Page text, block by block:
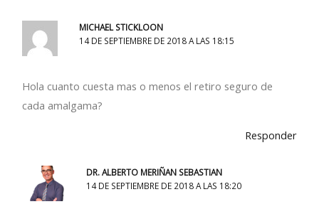
MICHAEL STICKLOON
14 DE SEPTIEMBRE DE 2018 A LAS 18:15
Hola cuanto cuesta mas o menos el retiro seguro de
cada amalgama?
Responder
DR. ALBERTO MERIÑAN SEBASTIAN
14 DE SEPTIEMBRE DE 2018 A LAS 18:20